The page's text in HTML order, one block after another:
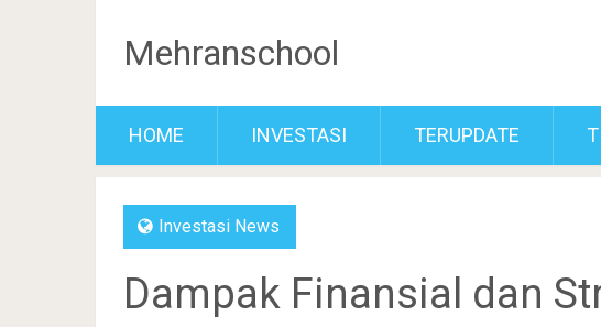
Mehranschool
HOME INVESTASI TERUPDATE
Investasi News
Dampak Finansial dan